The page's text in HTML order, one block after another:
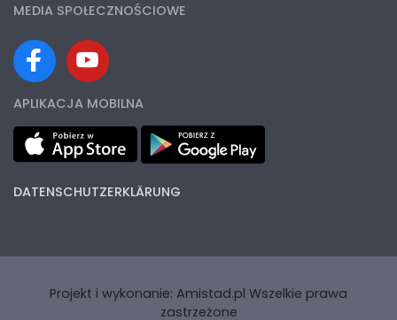
MEDIA SPOŁECZNOŚCIOWE
APLIKACJA MOBILNA
DATENSCHUTZERKLÄRUNG
Projekt i wykonanie: Amistad.pl Wszelkie prawa
zastrzeżone